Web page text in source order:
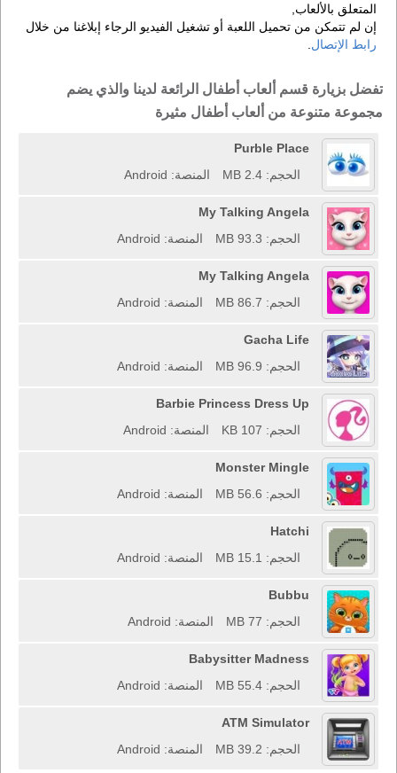
المتعلق بالألعاب,
إن لم تتمكن من تحميل اللعبة أو تشغيل الفيديو الرجاء إبلاغنا من خلال
رابط الإتصال.
تفضل بزيارة قسم ألعاب أطفال الرائعة لدينا والذي يضم
مجموعة متنوعة من ألعاب أطفال مثيرة
Purble Place
الحجم: 2.4 MB
المنصة: Android
My Talking Angela
الحجم: 93.3 MB
المنصة: Android
My Talking Angela
الحجم: 86.7 MB
المنصة: Android
Gacha Life
الحجم: 96.9 MB
المنصة: Android
Barbie Princess Dress Up
الحجم: 107 KB
المنصة: Android
Monster Mingle
الحجم: 56.6 MB
المنصة: Android
Hatchi
الحجم: 15.1 MB
المنصة: Android
Bubbu
الحجم: 77 MB
المنصة: Android
Babysitter Madness
الحجم: 55.4 MB
المنصة: Android
ATM Simulator
الحجم: 39.2 MB
المنصة: Android